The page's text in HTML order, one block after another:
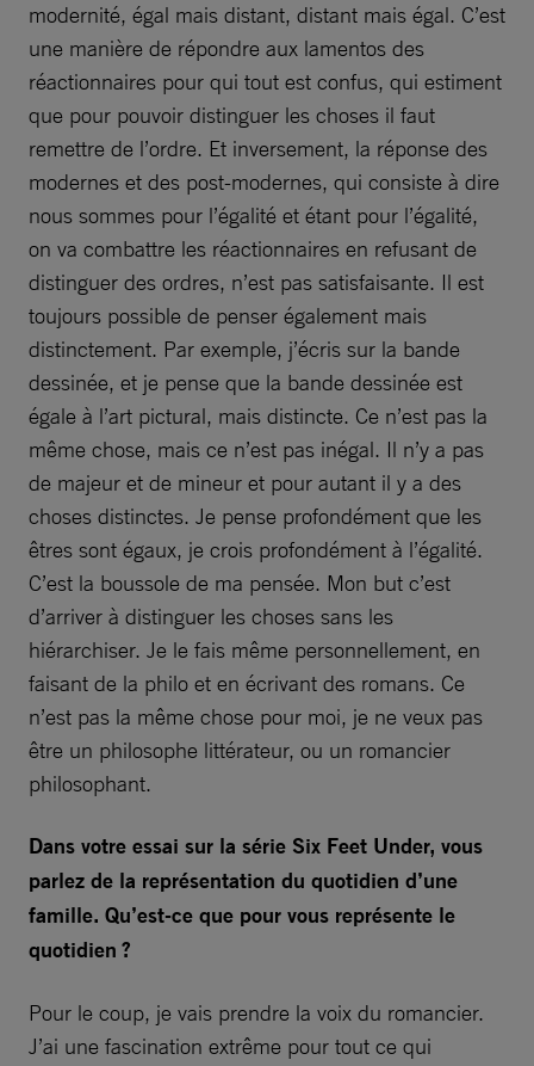
modernité, égal mais distant, distant mais égal. C’est
une manière de répondre aux lamentos des
réactionnaires pour qui tout est confus, qui estiment
que pour pouvoir distinguer les choses il faut
remettre de l’ordre. Et inversement, la réponse des
modernes et des post-modernes, qui consiste à dire
nous sommes pour l’égalité et étant pour l’égalité,
on va combattre les réactionnaires en refusant de
distinguer des ordres, n’est pas satisfaisante. Il est
toujours possible de penser également mais
distinctement. Par exemple, j’écris sur la bande
dessinée, et je pense que la bande dessinée est
égale à l’art pictural, mais distincte. Ce n’est pas la
même chose, mais ce n’est pas inégal. Il n’y a pas
de majeur et de mineur et pour autant il y a des
choses distinctes. Je pense profondément que les
êtres sont égaux, je crois profondément à l’égalité.
C’est la boussole de ma pensée. Mon but c’est
d’arriver à distinguer les choses sans les
hiérarchiser. Je le fais même personnellement, en
faisant de la philo et en écrivant des romans. Ce
n’est pas la même chose pour moi, je ne veux pas
être un philosophe littérateur, ou un romancier
philosophant.
Dans votre essai sur la série Six Feet Under, vous
parlez de la représentation du quotidien d’une
famille. Qu’est-ce que pour vous représente le
quotidien ?
Pour le coup, je vais prendre la voix du romancier.
J’ai une fascination extrême pour tout ce qui